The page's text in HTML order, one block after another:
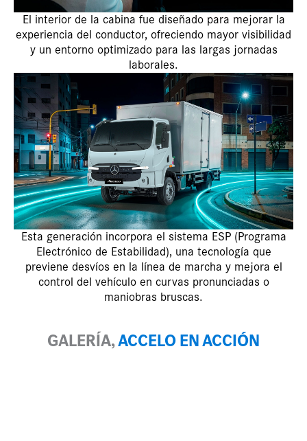
El interior de la cabina fue diseñado para mejorar la
experiencia del conductor, ofreciendo mayor visibilidad
y un entorno optimizado para las largas jornadas
laborales.
Esta generación incorpora el sistema ESP (Programa
Electrónico de Estabilidad), una tecnología que
previene desvíos en la línea de marcha y mejora el
control del vehículo en curvas pronunciadas o
maniobras bruscas.
GALERÍA,ACCELO EN ACCIÓN